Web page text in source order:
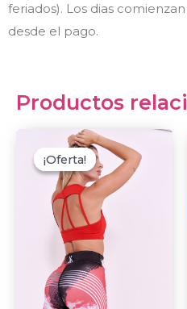
feriados). Los dias
desde el pago.
Productos
¡Oferta!
¡Oferta!
Original
price
was:
$9.000,00.